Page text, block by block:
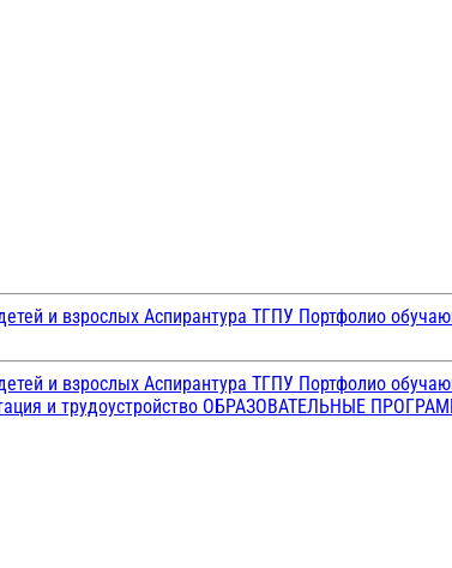
и взрослых Аспирантура ТГПУ Портфолио
и взрослых Аспирантура ТГПУ Портфолио
и трудоустройство ОБРАЗОВАТЕЛЬНЫЕ